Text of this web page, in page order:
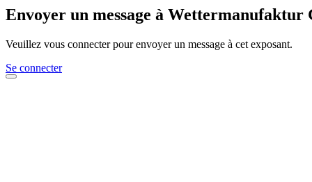
Envoyer un message à Wettermanufaktur
Veuillez vous connecter pour envoyer un message à cet exposant.
Se connecter